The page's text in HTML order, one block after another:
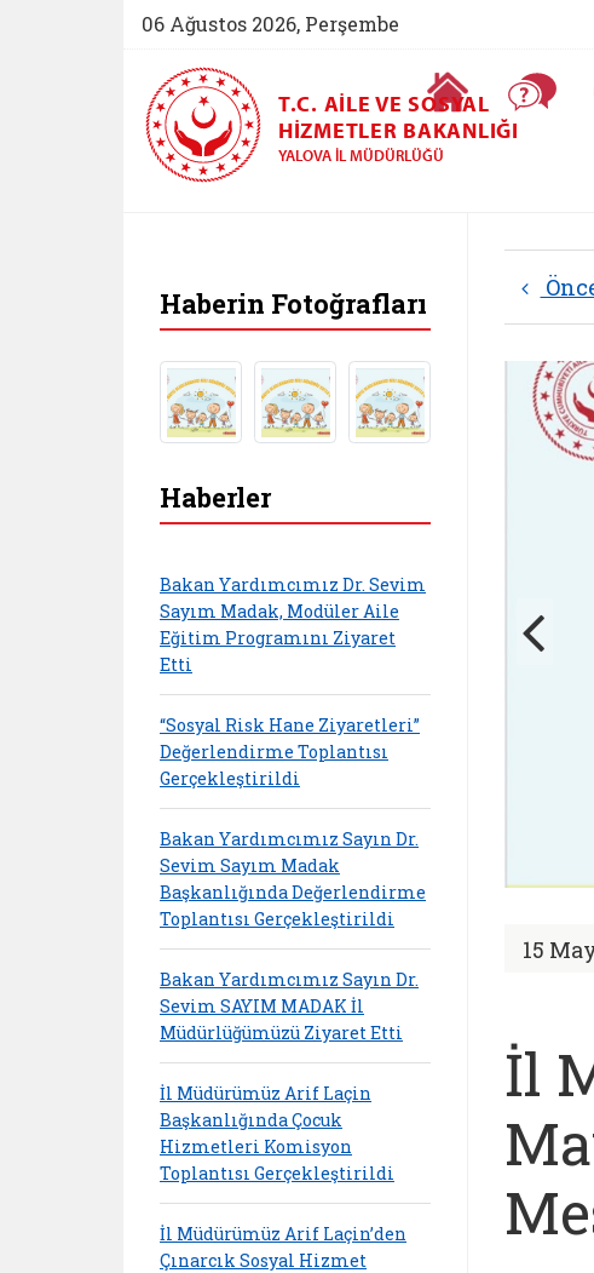
06 Ağustos 2026, Perşembe
Ana Sayfa
T.C. AILE VE SOSYAL
HIZMETLER BAKANLIĞI
YALOVA İL MÜDÜRLÜĞÜ
15
İl
Haberin Fotoğrafları
Haberler
Bakan Yardımcımız Dr. Sevim
Sayım Madak, Modüler Aile
Eğitim Programını Ziyaret
Etti
“Sosyal Risk Hane Ziyaretleri”
Değerlendirme Toplantısı
Gerçekleştirildi
Bakan Yardımcımız Sayın Dr.
Sevim Sayım Madak
Başkanlığında Değerlendirme
Toplantısı Gerçekleştirildi
Bakan Yardımcımız Sayın Dr.
Sevim SAYIM MADAK İl
Müdürlüğümüzü Ziyaret Etti
İl Müdürümüz Arif Laçin
Başkanlığında Çocuk
Hizmetleri Komisyon
Toplantısı Gerçekleştirildi
İl Müdürümüz Arif Laçin’den
Çınarcık Sosyal Hizmet